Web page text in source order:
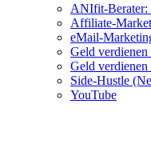
ANIfit-Berater:
Affiliate-
eMail-
Geld
Geld
Side-Hustle
YouTube